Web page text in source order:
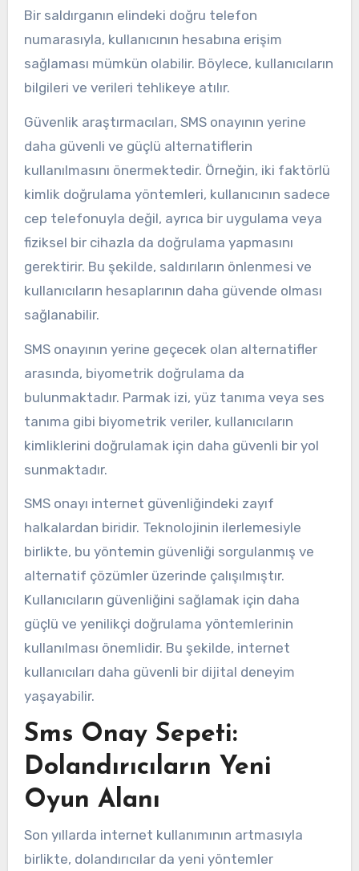
Bir saldırganın elindeki doğru telefon
numarasıyla, kullanıcının hesabına erişim
sağlaması mümkün olabilir. Böylece, kullanıcıların
bilgileri ve verileri tehlikeye atılır.
Güvenlik araştırmacıları, SMS onayının yerine
daha güvenli ve güçlü alternatiflerin
kullanılmasını önermektedir. Örneğin, iki faktörlü
kimlik doğrulama yöntemleri, kullanıcının sadece
cep telefonuyla değil, ayrıca bir uygulama veya
fiziksel bir cihazla da doğrulama yapmasını
gerektirir. Bu şekilde, saldırıların önlenmesi ve
kullanıcıların hesaplarının daha güvende olması
sağlanabilir.
SMS onayının yerine geçecek olan alternatifler
arasında, biyometrik doğrulama da
bulunmaktadır. Parmak izi, yüz tanıma veya ses
tanıma gibi biyometrik veriler, kullanıcıların
kimliklerini doğrulamak için daha güvenli bir yol
sunmaktadır.
SMS onayı internet güvenliğindeki zayıf
halkalardan biridir. Teknolojinin ilerlemesiyle
birlikte, bu yöntemin güvenliği sorgulanmış ve
alternatif çözümler üzerinde çalışılmıştır.
Kullanıcıların güvenliğini sağlamak için daha
güçlü ve yenilikçi doğrulama yöntemlerinin
kullanılması önemlidir. Bu şekilde, internet
kullanıcıları daha güvenli bir dijital deneyim
yaşayabilir.
Sms Onay Sepeti:
Dolandırıcıların Yeni
Oyun Alanı
Son yıllarda internet kullanımının artmasıyla
birlikte, dolandırıcılar da yeni yöntemler